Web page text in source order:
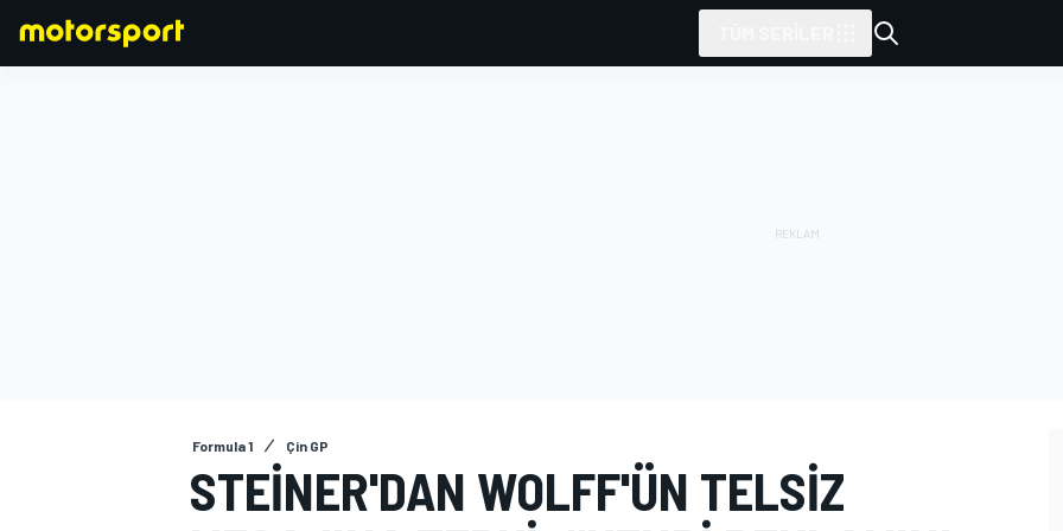
Formula 1 Çin GP
STEINER'DAN WOLFF'ÜN TELSIZ